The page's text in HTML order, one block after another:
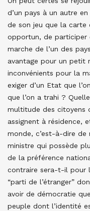
d’un pays à un autre
de son jeu que la carte
opportun, de participer
marche de l’un des
avantage pour un petit
inconvénients pour la
exiger d’un Etat que
que l’on a trahi ?
multitude des citoyens
assignent à résidence,
monde, c’est-à-dire
ministre qui possède
de la préférence
contraire sera-t-il pour
“parti de l’étranger”
avoir de démocratie
peuple dont l’identité